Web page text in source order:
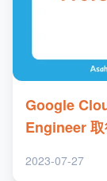
Google
Engineer
2023-07-27